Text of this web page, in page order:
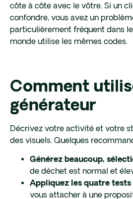
côte à côte avec le vôtre. Si un
confondre, vous avez un
particulièrement fréquent dans
monde utilise les mêmes codes.
Comment
générateur
Décrivez votre activité et votre
des visuels. Quelques
Générez beaucoup,
de déchet est normal et
Appliquez les quatre tests
vous attacher à une